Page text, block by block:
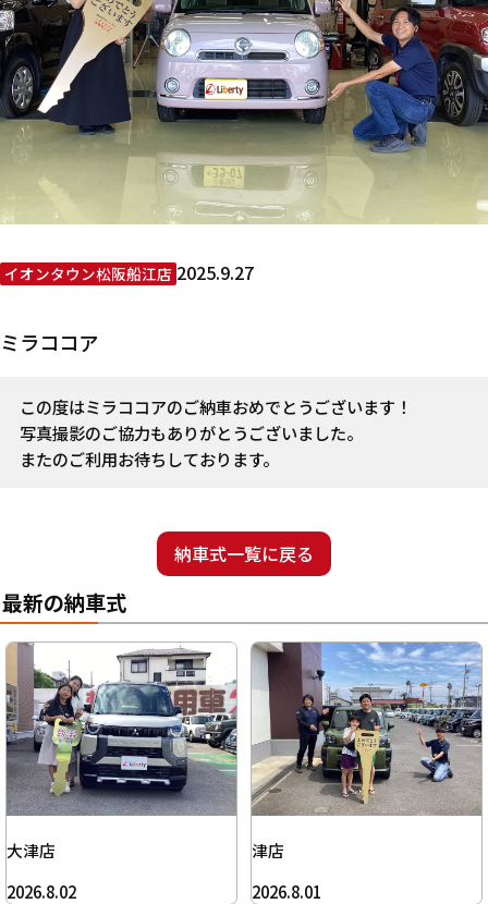
イオンタウン松阪船江店 2025.9.27
ミラココア
この度はミラココアのご納車おめでとうございます！
写真撮影のご協力もありがとうございました。
またのご利用お待ちしております。
納車式一覧に戻る
最新の納車式
大津店
2026.8.02
津店
2026.8.01